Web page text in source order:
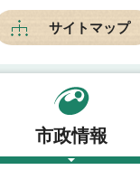
サイトマップ
市政情報